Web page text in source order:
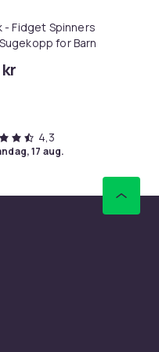
- Fidget Spinners
for Barn
4,3
17 aug.